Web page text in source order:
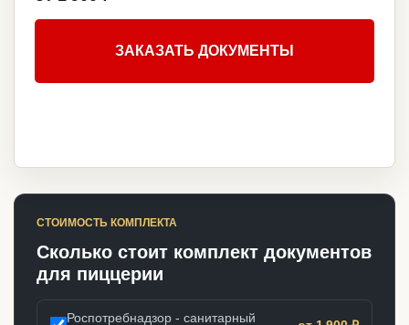
ЗАКАЗАТЬ ДОКУМЕНТЫ
СТОИМОСТЬ КОМПЛЕКТА
Сколько стоит комплект документов
для пиццерии
Роспотребнадзор - санитарный